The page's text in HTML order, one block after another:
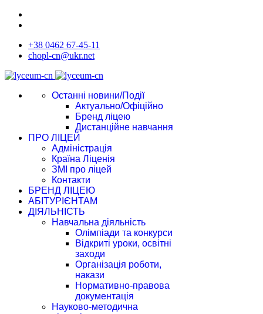
+38 0462 67-45-11
chopl-cn@ukr.net
Останні новини/Події
Актуально/Офіційно
Бренд ліцею
Дистанційне навчання
ПРО ЛІЦЕЙ
Адміністрація
Країна Ліценія
ЗМІ про ліцей
Контакти
БРЕНД ЛІЦЕЮ
АБІТУРІЄНТАМ
ДІЯЛЬНІСТЬ
Навчальна діяльність
Олімпіади та конкурси
Відкриті уроки, освітні
заходи
Організація роботи,
накази
Нормативно-правова
документація
Науково-методична